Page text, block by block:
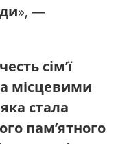
», —
сім’ї
місцевими
стала
пам’ятного